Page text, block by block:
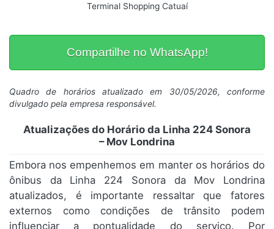
Terminal Shopping Catuaí
Compartilhe no WhatsApp!
Quadro de horários atualizado em 30/05/2026, conforme
divulgado pela empresa responsável.
Atualizações do Horário da Linha 224 Sonora
– Mov Londrina
Embora nos empenhemos em manter os horários do
ônibus da Linha 224 Sonora da Mov Londrina
atualizados, é importante ressaltar que fatores
externos como condições de trânsito podem
influenciar a pontualidade do serviço. Por